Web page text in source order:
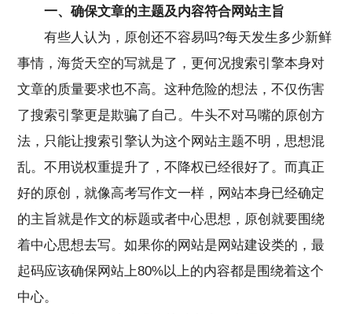
一、确保文章的主题及内容符合网站主旨
有些人认为，原创还不容易吗?每天发生多少新鲜
事情，海货天空的写就是了，更何况搜索引擎本身对
文章的质量要求也不高。这种危险的想法，不仅伤害
了搜索引擎更是欺骗了自己。牛头不对马嘴的原创方
法，只能让搜索引擎认为这个网站主题不明，思想混
乱。不用说权重提升了，不降权已经很好了。而真正
好的原创，就像高考写作文一样，网站本身已经确定
的主旨就是作文的标题或者中心思想，原创就要围绕
着中心思想去写。如果你的网站是网站建设类的，最
起码应该确保网站上80%以上的内容都是围绕着这个
中心。